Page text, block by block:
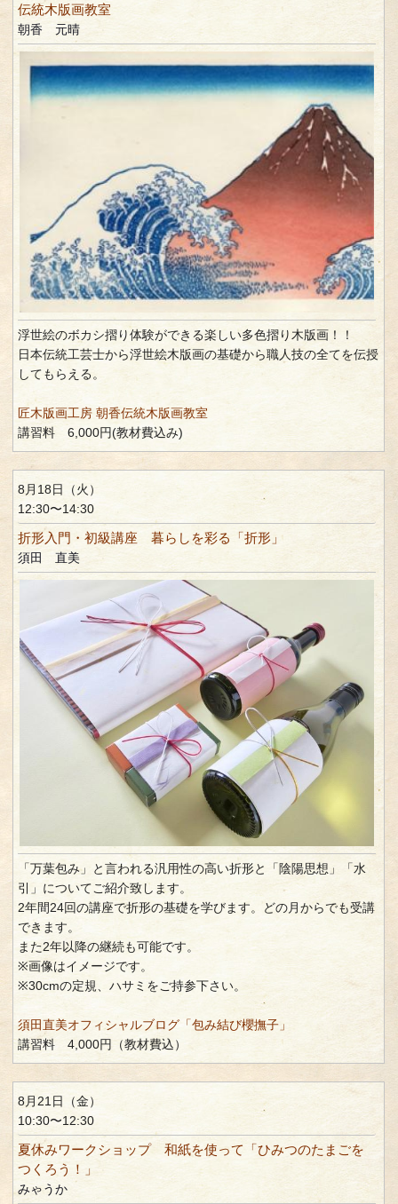
伝統木版画教室
朝香 元晴
浮世絵のボカシ摺り体験ができる楽しい多色摺り木版画！！
日本伝統工芸士から浮世絵木版画の基礎から職人技の全てを伝授
してもらえる。
匠木版画工房 朝香伝統木版画教室
講習料 6,000円(教材費込み)
8月18日（火）
12:30〜14:30
折形入門・初級講座 暮らしを彩る「折形」
須田 直美
「万葉包み」と言われる汎用性の高い折形と「陰陽思想」「水
引」についてご紹介致します。
2年間24回の講座で折形の基礎を学びます。どの月からでも受講
できます。
また2年以降の継続も可能です。
※画像はイメージです。
※30cmの定規、ハサミをご持参下さい。
須田直美オフィシャルブログ「包み結び櫻撫子」
講習料 4,000円（教材費込）
8月21日（金）
10:30〜12:30
夏休みワークショップ 和紙を使って「ひみつのたまごを
つくろう！」
みゃうか